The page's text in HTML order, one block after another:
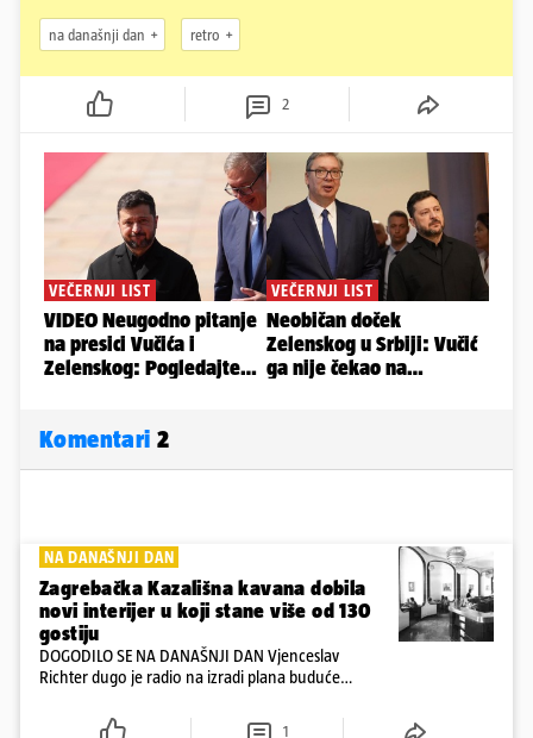
na današnji dan retro
2
Komentari 2
NA DANAŠNJI DAN
Zagrebačka Kazališna kavana dobila
novi interijer u koji stane više od 130
gostiju
DOGODILO SE NA DANAŠNJI DAN Vjenceslav
Richter dugo je radio na izradi plana buduće
poduzeće Mosor i želje Zagrepčana
1